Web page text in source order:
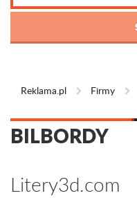
Reklama.pl Firmy
BILBORDY
Litery3d.com